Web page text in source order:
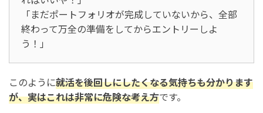
「まだポートフォリオが完成していないから、全部
終わって万全の準備をしてからエントリーしよ
う！」
このように就活を後回しにしたくなる気持ちも分かります
が、実はこれは非常に危険な考え方です。